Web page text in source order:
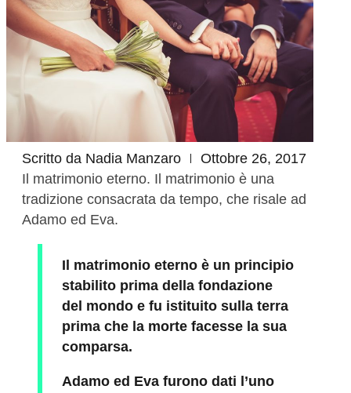
Scritto da Nadia Manzaro
Ottobre 26, 2017
Il matrimonio eterno. Il matrimonio è una
tradizione consacrata da tempo, che risale ad
Adamo ed Eva.
Il matrimonio eterno è un principio
stabilito prima della fondazione
del mondo e fu istituito sulla terra
prima che la morte facesse la sua
comparsa.
Adamo ed Eva furono dati l’uno